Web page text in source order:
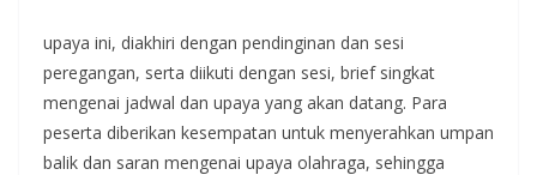
upaya ini, diakhiri dengan pendinginan dan sesi
peregangan, serta diikuti dengan sesi, brief singkat
mengenai jadwal dan upaya yang akan datang. Para
peserta diberikan kesempatan untuk menyerahkan umpan
balik dan saran mengenai upaya olahraga, sehingga